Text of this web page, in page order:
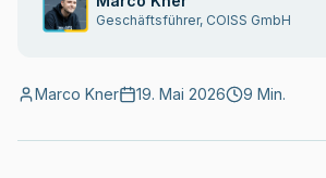
Geschäftsführer, COISS GmbH
Marco Kner 19. Mai 2026 9 Min.